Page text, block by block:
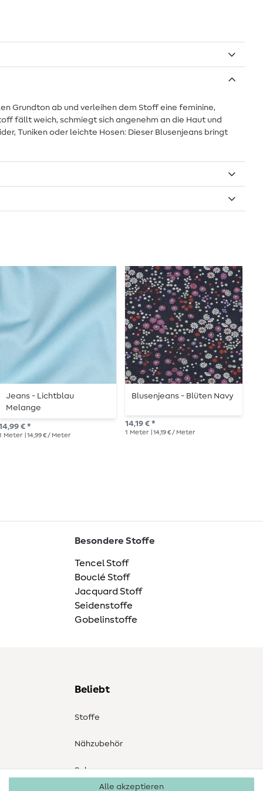
Grundton ab und verleihen dem Stoff eine feminine,
fällt weich, schmiegt sich angenehm an die Haut und
Tuniken oder leichte Hosen: Dieser Blusenjeans bringt
Jeans - Lichtblau
Melange
€ *
Meter | 14,99 € / Meter
Blusenjeans - Blüten Navy
14,19 € *
1 Meter | 14,19 € / Meter
Besondere Stoffe
Tencel Stoff
Bouclé Stoff
Jacquard Stoff
Seidenstoffe
Gobelinstoffe
Beliebt
Stoffe
Nähzubehör
Sale
Alle akzeptieren